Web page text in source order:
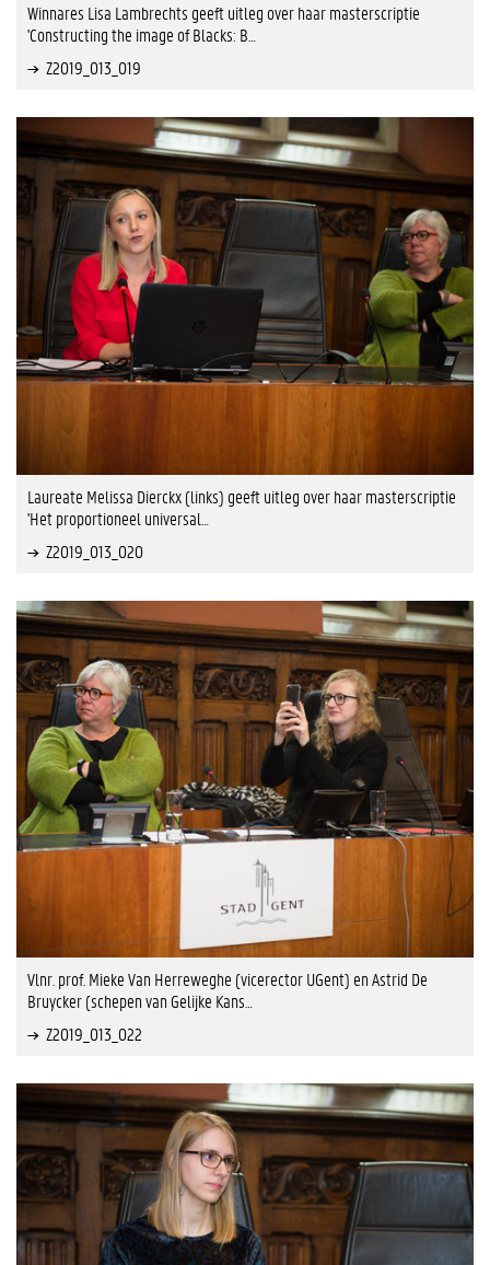
Winnares Lisa Lambrechts geeft uitleg over haar masterscriptie
'Constructing the image of Blacks: B…
Z2019_013_019
Laureate Melissa Dierckx (links) geeft uitleg over haar masterscriptie
'Het proportioneel universal…
Z2019_013_020
Vlnr. prof. Mieke Van Herreweghe (vicerector UGent) en Astrid De
Bruycker (schepen van Gelijke Kans…
Z2019_013_022